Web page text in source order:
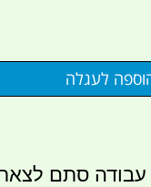
עבודה סתם